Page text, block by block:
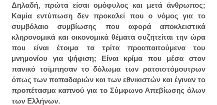
Δηλαδή, πρώτα είσαι ομόφυλος και μετά άνθρωπος;
Καμία εντύπωση δεν προκαλεί που ο νόμος για το
συμβόλαιο συμβίωσης που αφορά αποκλειστικά
κληρονομικά και οικονομικά θέματα συζητείται την ώρα
που είναι έτοιμα τα τρίτα προαπαιτούμενα του
μνημονίου για ψήφιση; Είναι κρίμα που μέσα στον
πανικό τσίμπησαν το δόλωμα των ρατσιστόμουτρων
όπως των παπαδαριών και των εθνικιστών και έγιναν το
προπέτασμα καπνού για το Σύμφωνο Απεβίωσης όλων
των Ελλήνων.